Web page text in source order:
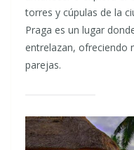
torres y cúpulas de la
Praga es un lugar
entrelazan, ofreciendo
parejas.